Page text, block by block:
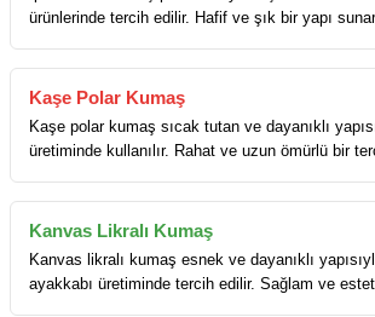
ürünlerinde tercih edilir. Hafif ve şık bir yapı
Kaşe Polar Kumaş
Kaşe polar kumaş sıcak tutan ve dayanıklı
üretiminde kullanılır. Rahat ve uzun ömürlü bir
Kanvas Likralı Kumaş
Kanvas likralı kumaş esnek ve dayanıklı
ayakkabı üretiminde tercih edilir. Sağlam ve